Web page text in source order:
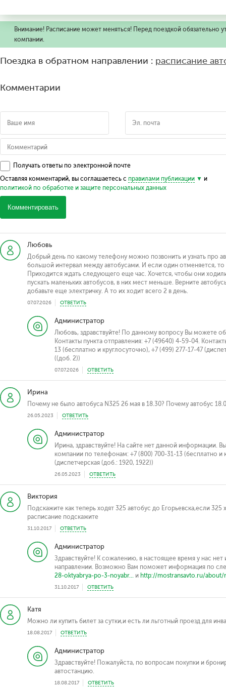
Внимание! Расписание может меняться! Перед поездкой обязательно
компании.
Поездка в обратном направлении : расписание
Комментарии
Получать ответы по электронной почте
Оставляя комментарий, вы соглашаетесь с правилами публикации
и
политикой по обработке и защите персональных данных
Комментировать
Любовь
Добрый день по какому телефону можно позвонить и узнать про
большой интервал между автобусами. И если один отменяется, то
Приходится ждать следующего еще час. Хочется, чтобы они
пускать маленьких автобусов, в них мест меньше. Верните
добавьте еще электричку. А то их ходит всего 2 в день.
07.07.2026 ОТВЕТИТЬ
Администратор
Любовь, здравствуйте! По данному вопросу Вы можете
Контакты пункта отправления: +7 (49640) 4-59-04.
13 (бесплатно и круглосуточно), +7 (499) 277-17-47
((доб. 2))
07.07.2026 ОТВЕТИТЬ
Ирина
Почему не было автобуса N325 26 мая в 18.30? Почему автобус
26.05.2023 ОТВЕТИТЬ
Администратор
Ирина, здравствуйте! На сайте нет данной информации.
компании по телефонам: +7 (800) 700-31-13 (бесплатно и
(диспетчерская (доб.: 1920, 1922))
26.05.2023 ОТВЕТИТЬ
Виктория
Подскажите как теперь ходят 325 автобус до Егорьевска,если
расписание подскажите
31.10.2017 ОТВЕТИТЬ
Администратор
Здравствуйте! К сожалению, в настоящее время у нас
направлении. Возможно Вам поможет информация по
28-oktyabrya-po-3-noyabr... и http://mostransavto.ru/
31.10.2017 ОТВЕТИТЬ
Катя
Можно ли купить билет за сутки,и есть ли льготный проезд для
18.08.2017 ОТВЕТИТЬ
Администратор
Здравствуйте! Пожалуйста, по вопросам покупки и
автостанцию.
18.08.2017 ОТВЕТИТЬ